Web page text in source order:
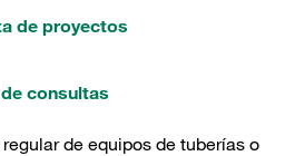
de proyectos
consultas
de equipos de tuberías o